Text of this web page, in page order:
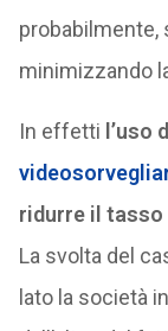
probabilmente,
minimizzando
In effetti l’uso
ridurre il tasso
La svolta del
lato la società